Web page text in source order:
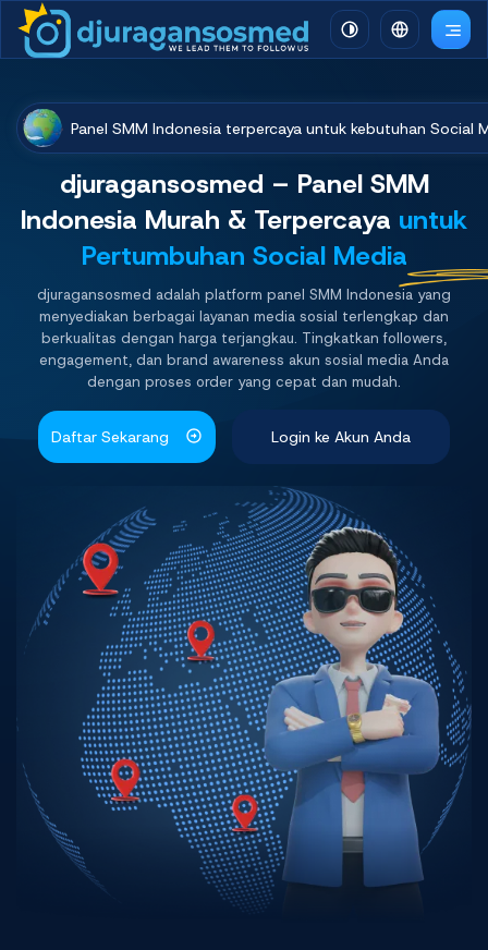
Panel SMM Indonesia terpercaya untuk kebutuhan Social
djuragansosmed – Panel SMM
Indonesia Murah & Terpercaya untuk
Pertumbuhan Social Media
djuragansosmed adalah platform panel SMM Indonesia yang
menyediakan berbagai layanan media sosial terlengkap dan
berkualitas dengan harga terjangkau. Tingkatkan followers,
engagement, dan brand awareness akun sosial media Anda
dengan proses order yang cepat dan mudah.
Daftar Sekarang Login ke Akun Anda